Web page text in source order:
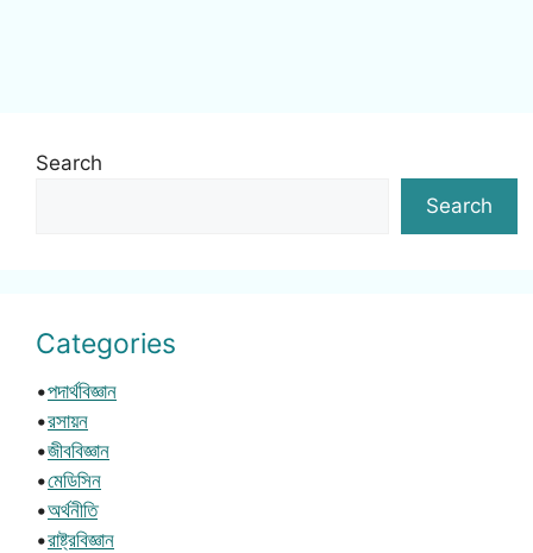
Search
Search
Categories
•পদার্থবিজ্ঞান
•রসায়ন
•জীববিজ্ঞান
•মেডিসিন
•অর্থনীতি
•রাষ্ট্রবিজ্ঞান